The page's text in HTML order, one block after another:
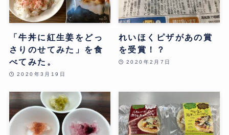
「牛丼に紅生姜をどっ
さりのせてみた」を食
べてみた。
2020年3月19日
れいほくピザがあの賞
を受賞！？
2020年2月7日